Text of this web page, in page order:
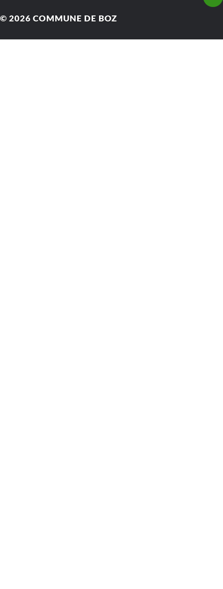
© 2026 COMMUNE DE BOZ